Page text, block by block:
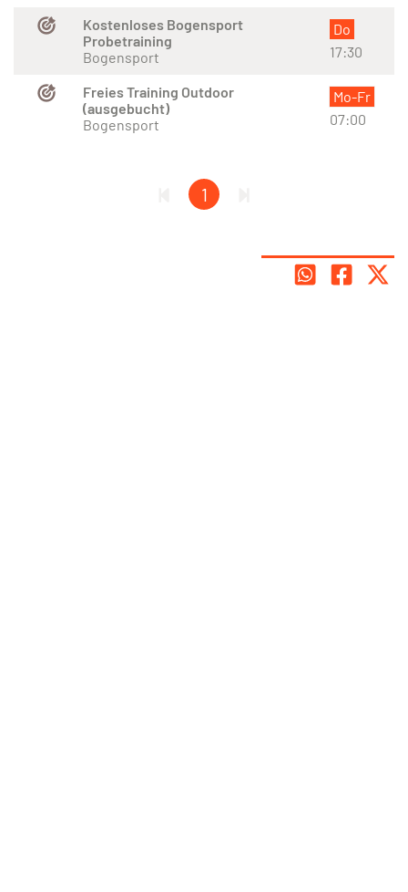
Kostenloses Bogensport
Probetraining
Bogensport
Do
17:30
Freies Training Outdoor
(ausgebucht)
Bogensport
Mo-Fr
07:00
1